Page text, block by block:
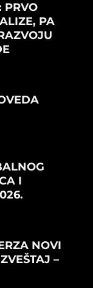
PRVO
PA
I
NOVI
–